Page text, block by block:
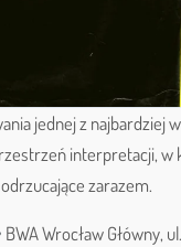
jednej z najbardziej
interpretacji, w
zarazem.
BWA Wrocław Główny,